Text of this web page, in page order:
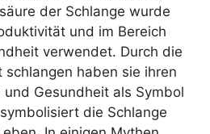
der Schlange wurde
und im Bereich
verwendet. Durch die
haben sie ihren
Gesundheit als Symbol
die Schlange